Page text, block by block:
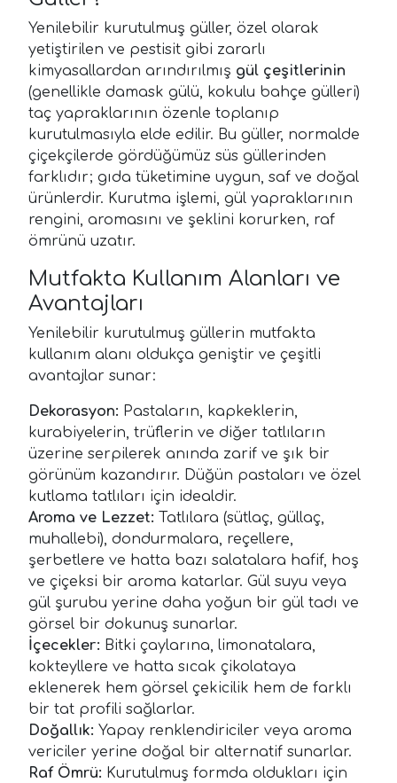
Yenilebilir kurutulmuş güller, özel olarak
yetiştirilen ve pestisit gibi zararlı
kimyasallardan arındırılmış gül çeşitlerinin
(genellikle damask gülü, kokulu bahçe gülleri)
taç yapraklarının özenle toplanıp
kurutulmasıyla elde edilir. Bu güller, normalde
çiçekçilerde gördüğümüz süs güllerinden
farklıdır; gıda tüketimine uygun, saf ve doğal
ürünlerdir. Kurutma işlemi, gül yapraklarının
rengini, aromasını ve şeklini korurken, raf
ömrünü uzatır.
Mutfakta Kullanım Alanları ve
Avantajları
Yenilebilir kurutulmuş güllerin mutfakta
kullanım alanı oldukça geniştir ve çeşitli
avantajlar sunar:
Dekorasyon: Pastaların, kapkeklerin,
kurabiyelerin, trüflerin ve diğer tatlıların
üzerine serpilerek anında zarif ve şık bir
görünüm kazandırır. Düğün pastaları ve özel
kutlama tatlıları için idealdir.
Aroma ve Lezzet: Tatlılara (sütlaç, güllaç,
muhallebi), dondurmalara, reçellere,
şerbetlere ve hatta bazı salatalara hafif, hoş
ve çiçeksi bir aroma katarlar. Gül suyu veya
gül şurubu yerine daha yoğun bir gül tadı ve
görsel bir dokunuş sunarlar.
İçecekler: Bitki çaylarına, limonatalara,
kokteyllere ve hatta sıcak çikolataya
eklenerek hem görsel çekicilik hem de farklı
bir tat profili sağlarlar.
Doğallık: Yapay renklendiriciler veya aroma
vericiler yerine doğal bir alternatif sunarlar.
Raf Ömrü: Kurutulmuş formda oldukları için